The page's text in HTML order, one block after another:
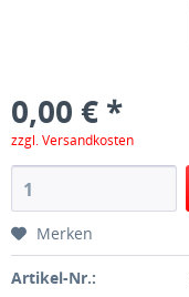
0,00 € *
zzgl. Versandkosten
Merken
Artikel-Nr.: